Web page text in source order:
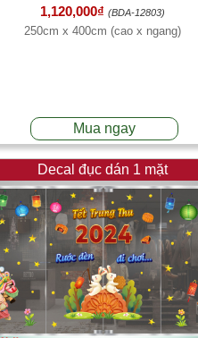
thu
1,120,000₫ (BDA-12803)
250cm x 400cm (cao x ngang)
Mua ngay
Decal đục dán 1 mặt